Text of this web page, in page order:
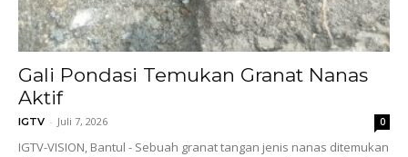
Gali Pondasi Temukan Granat Nanas
Aktif
IGTV - Juli 7, 2026 0
IGTV-VISION, Bantul - Sebuah granat tangan jenis nanas ditemukan